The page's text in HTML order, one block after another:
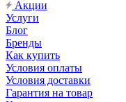
Акции
Услуги
Блог
Бренды
Как купить
Условия оплаты
Условия доставки
Гарантия на товар